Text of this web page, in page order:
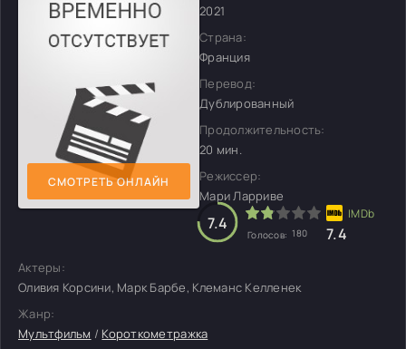
СМОТРЕТЬ ОНЛАЙН
2021
Страна:
Франция
Перевод:
Дублированный
Продолжительность:
20 мин.
Режиссер:
Мари Ларриве
7.4
Голосов: 180 7.4
Актеры:
Оливия Корсини, Марк Барбе, Клеманс Келленек
Жанр:
Мультфильм / Короткометражка